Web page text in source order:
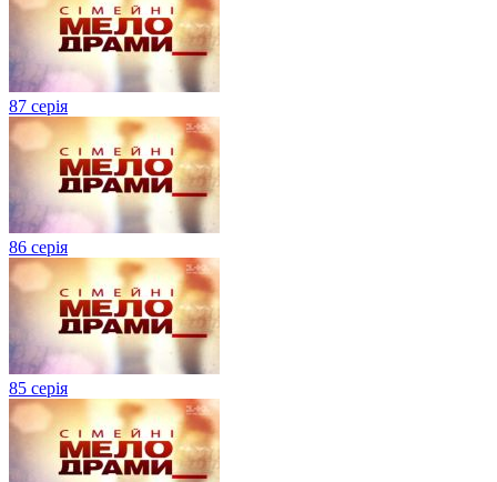
87 серія
86 серія
85 серія